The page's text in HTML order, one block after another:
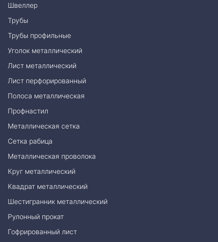
Швеллер
Трубы
Трубы профильные
Уголок металлический
Лист металлический
Лист перфорированный
Полоса металлическая
Профнастил
Металлическая сетка
Сетка рабица
Металлическая проволока
Круг металлический
Квадрат металлический
Шестигранник металлический
Рулонный прокат
Гофрированный лист